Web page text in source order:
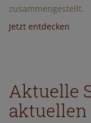
zusammengestellt.
Jetzt entdecken
Aktuelle